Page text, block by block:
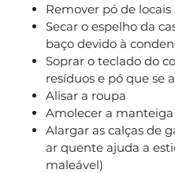
Remover pó de
Secar o espelho da
baço devido à
Soprar o teclado do
resíduos e pó que se
Alisar a roupa
Amolecer a
Alargar as calças de
ar quente ajuda a
maleável)